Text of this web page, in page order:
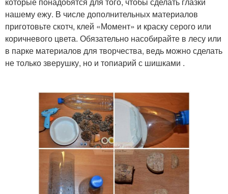
нашему ежу. В числе дополнительных материалов
приготовьте скотч, клей «Момент» и краску серого или
коричневого цвета. Обязательно насобирайте в лесу или
в парке материалов для творчества, ведь можно сделать
не только зверушку, но и топиарий с шишками .